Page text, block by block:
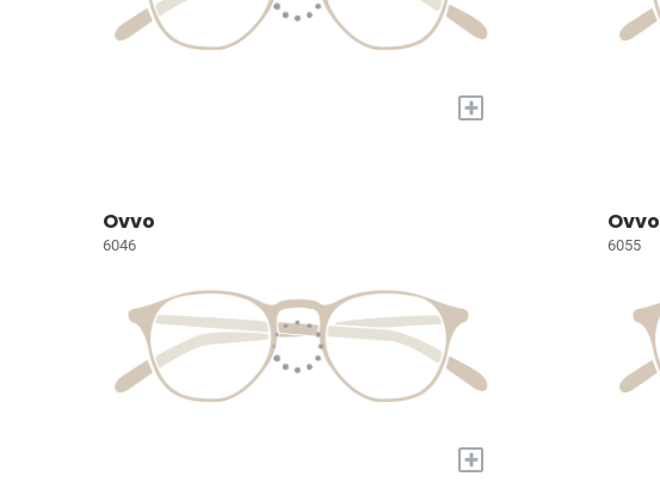
+
Ovvo
6046
+
Ovvo
6055